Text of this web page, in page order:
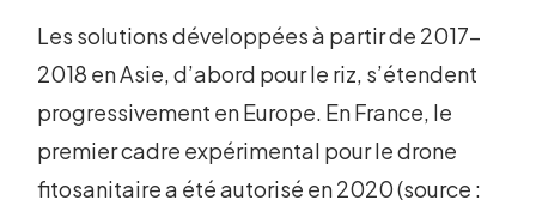
Les solutions développées à partir de 2017-
2018 en Asie, d’abord pour le riz, s’étendent
progressivement en Europe. En France, le
premier cadre expérimental pour le drone
fitosanitaire a été autorisé en 2020 (source :